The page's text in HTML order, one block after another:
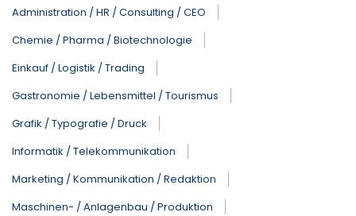
Administration / HR / Consulting / CEO
Chemie / Pharma / Biotechnologie
Einkauf / Logistik / Trading
Gastronomie / Lebensmittel / Tourismus
Grafik / Typografie / Druck
Informatik / Telekommunikation
Marketing / Kommunikation / Redaktion
Maschinen- / Anlagenbau / Produktion